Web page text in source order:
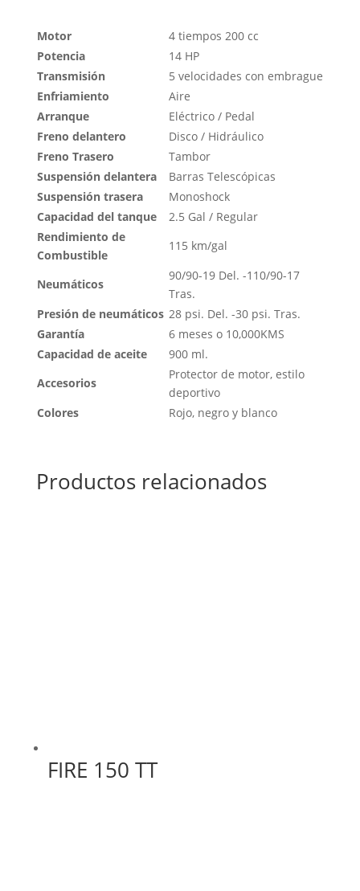
Motor
4 tiempos 200 cc
Potencia
14 HP
Transmisión
5 velocidades con embrague
Enfriamiento
Aire
Arranque
Eléctrico / Pedal
Freno delantero
Disco / Hidráulico
Freno Trasero
Tambor
Suspensión delantera
Barras Telescópicas
Suspensión trasera
Monoshock
Capacidad del tanque
2.5 Gal / Regular
Rendimiento de
Combustible
115 km/gal
Neumáticos
90/90-19 Del. -110/90-17
Tras.
Presión de neumáticos 28 psi. Del. -30 psi. Tras.
Garantía
6 meses o 10,000KMS
Capacidad de aceite
900 ml.
Accesorios
Protector de motor, estilo
deportivo
Colores
Rojo, negro y blanco
Productos relacionados
FIRE 150 TT